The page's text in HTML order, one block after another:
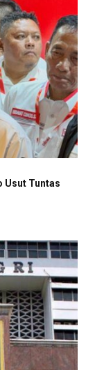
Usut Tuntas